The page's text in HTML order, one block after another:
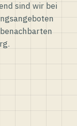
sind wir bei